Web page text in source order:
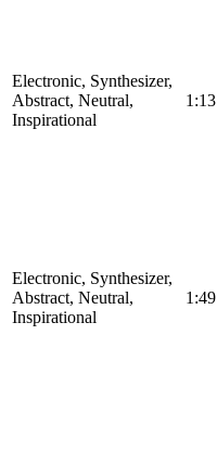
Electronic, Synthesizer,
Abstract, Neutral,
Inspirational
1:13
Electronic, Synthesizer,
Abstract, Neutral,
Inspirational
1:49